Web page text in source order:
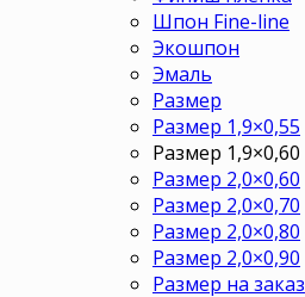
Шпон Fine-line
Экошпон
Эмаль
Размер
Размер 1,9×0,55
Размер 1,9×0,60
Размер 2,0×0,60
Размер 2,0×0,70
Размер 2,0×0,80
Размер 2,0×0,90
Размер на заказ